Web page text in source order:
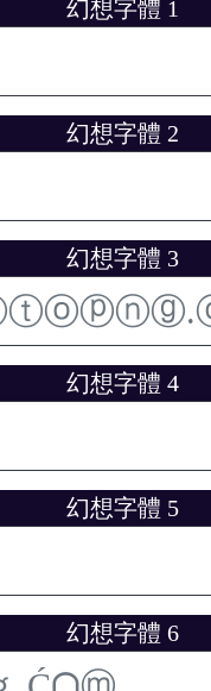
幻想字體 1
幻想字體 2
幻想字體 3
幻想字體 4
幻想字體 5
幻想字體 6